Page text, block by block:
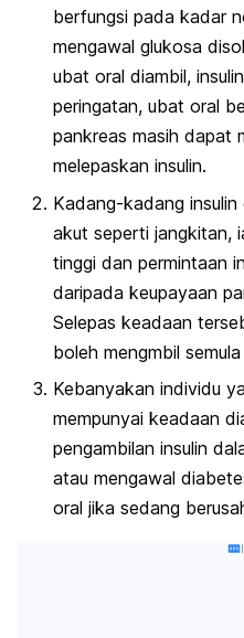
berfungsi pada kadar
mengawal glukosa
ubat oral diambil,
peringatan, ubat oral
pankreas masih dapat
melepaskan insulin.
Kadang-kadang
akut seperti jangkitan,
tinggi dan permintaan
daripada keupayaan
Selepas keadaan
boleh mengmbil
Kebanyakan individu
mempunyai keadaan
pengambilan insulin
atau mengawal
oral jika sedang